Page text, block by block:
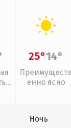
25°14°
енно ясно
Ночь